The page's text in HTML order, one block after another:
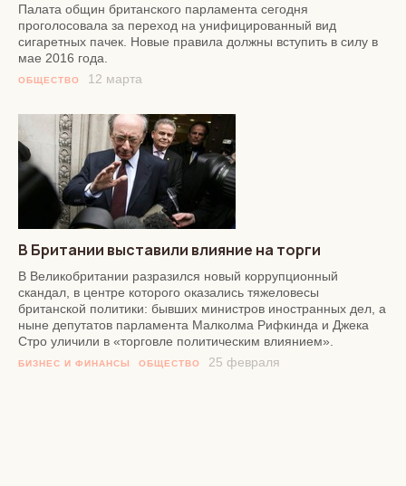
Палата общин британского парламента сегодня
проголосовала за переход на унифицированный вид
сигаретных пачек. Новые правила должны вступить в силу в
мае 2016 года.
ОБЩЕСТВО 12 марта
В Британии выставили влияние на торги
В Великобритании разразился новый коррупционный
скандал, в центре которого оказались тяжеловесы
британской политики: бывших министров иностранных дел, а
ныне депутатов парламента Малколма Рифкинда и Джека
Стро уличили в «торговле политическим влиянием».
БИЗНЕС И ФИНАНСЫ ОБЩЕСТВО 25 февраля